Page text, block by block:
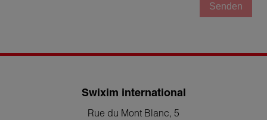
Senden
Swixim international
Rue du Mont Blanc, 5